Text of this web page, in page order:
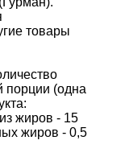
товары
порции (одна
жиров - 15
жиров - 0,5